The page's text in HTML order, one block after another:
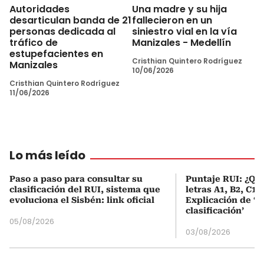
Autoridades
desarticulan banda de 21
personas dedicada al
tráfico de
estupefacientes en
Manizales
Cristhian Quintero Rodríguez
11/06/2026
Una madre y su hija
fallecieron en un
siniestro vial en la vía
Manizales - Medellín
Cristhian Quintero Rodríguez
10/06/2026
Lo más leído
Paso a paso para consultar su
clasificación del RUI, sistema que
evoluciona el Sisbén: link oficial
05/08/2026
Puntaje RUI:
letras A1, B2, C1
Explicación de
clasificación’
03/08/2026